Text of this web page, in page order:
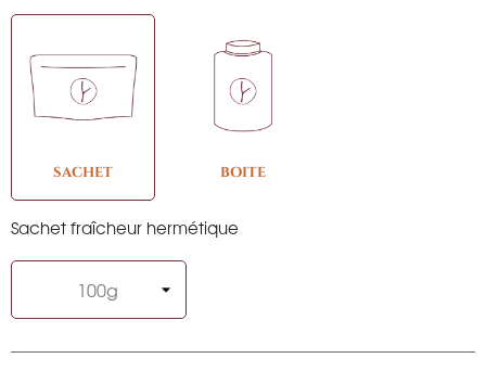
SACHET BOITE
Sachet fraîcheur hermétique